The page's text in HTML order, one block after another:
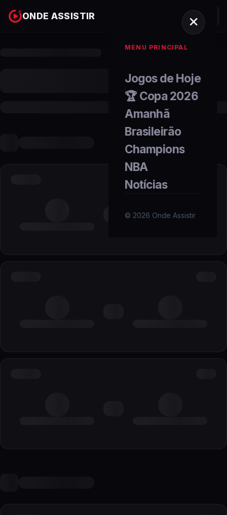
ONDE ASSISTIR
MENU PRINCIPAL
Jogos de Hoje
🏆 Copa 2026
Amanhã
Brasileirão
Champions
NBA
Notícias
© 2026 Onde Assistir